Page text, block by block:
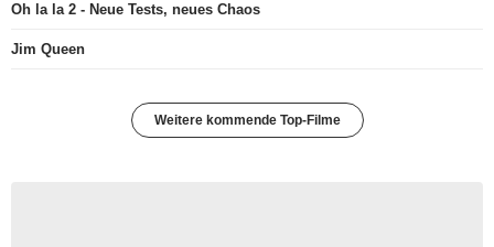
Oh la la 2 - Neue Tests, neues Chaos
Jim Queen
Weitere kommende Top-Filme